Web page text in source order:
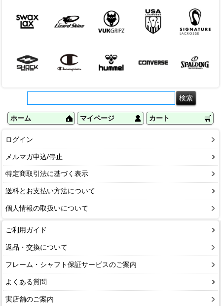
ホーム マイページ カート
ログイン
メルマガ申込/停止
特定商取引法に基づく表示
送料とお支払い方法について
個人情報の取扱いについて
ご利用ガイド
返品・交換について
フレーム・シャフト保証サービスのご案内
よくある質問
実店舗のご案内